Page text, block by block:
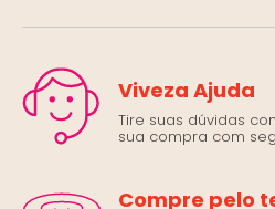
Viveza Ajuda
Tire suas dúvidas
sua compra com
Compre pelo